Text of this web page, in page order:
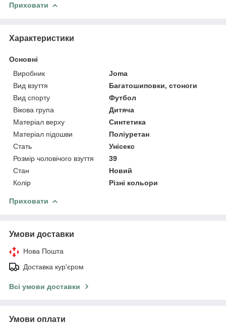
Приховати
Характеристики
Основні
Виробник
Joma
Вид взуття
Багатошиповки, стоноги
Вид спорту
Футбол
Вікова група
Дитяча
Матеріал верху
Синтетика
Матеріал підошви
Поліуретан
Стать
Унісекс
Розмір чоловічого взуття
39
Стан
Новий
Колір
Різні кольори
Приховати
Умови доставки
Нова Пошта
Доставка кур'єром
Всі умови доставки
Умови оплати